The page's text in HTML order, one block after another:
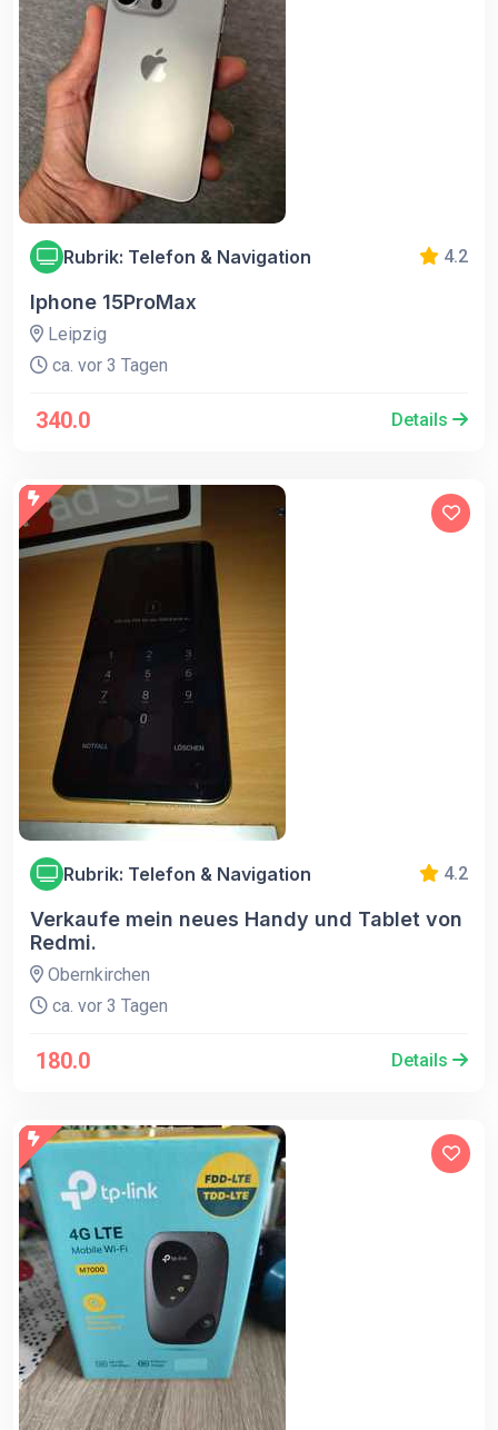
Rubrik: Telefon & Navigation 4.2
Iphone 15ProMax
Leipzig
ca. vor 3 Tagen
340.0 Details
Rubrik: Telefon & Navigation 4.2
Verkaufe mein neues Handy und Tablet von
Redmi.
Obernkirchen
ca. vor 3 Tagen
180.0 Details